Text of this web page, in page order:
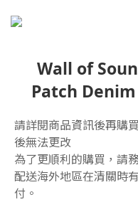
Wall of
Patch
請詳閱商品資訊後再購
後無法更改
為了更順利的購買，請
配送海外地區在清關時
付。